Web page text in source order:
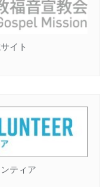
イト
ティア